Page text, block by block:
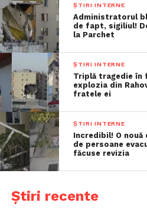
ȘTIRI INTERNE
Administratorul
de fapt, sigiliul!
la Parchet
ȘTIRI INTERNE
Triplă tragedie în
explozia din
fratele ei
ȘTIRI INTERNE
Incredibil! O nouă
de persoane
făcuse revizia
Știri recente